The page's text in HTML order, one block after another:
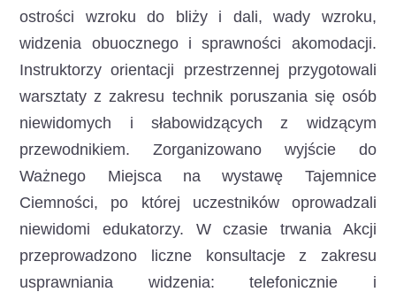
ostrości wzroku do bliży i dali, wady wzroku,
widzenia obuocznego i sprawności akomodacji.
Instruktorzy orientacji przestrzennej przygotowali
warsztaty z zakresu technik poruszania się osób
niewidomych i słabowidzących z widzącym
przewodnikiem. Zorganizowano wyjście do
Ważnego Miejsca na wystawę Tajemnice
Ciemności, po której uczestników oprowadzali
niewidomi edukatorzy. W czasie trwania Akcji
przeprowadzono liczne konsultacje z zakresu
usprawniania widzenia: telefonicznie i